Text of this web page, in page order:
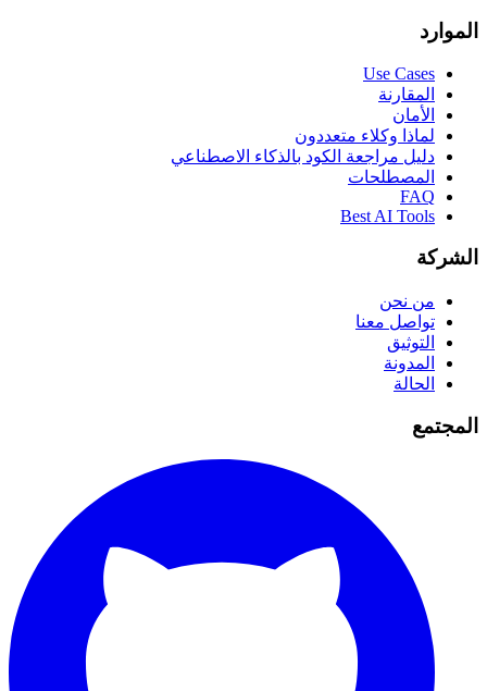
الموارد
Use Cases
المقارنة
الأمان
لماذا وكلاء متعددون
دليل مراجعة الكود بالذكاء الاصطناعي
المصطلحات
FAQ
Best AI Tools
الشركة
من نحن
تواصل معنا
التوثيق
المدونة
الحالة
المجتمع